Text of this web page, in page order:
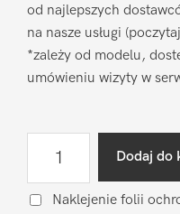
od najlepszych
na nasze usługi
*zależy od modelu,
umówieniu wizyty w
baterii
Dodaj do
Naklejenie folii